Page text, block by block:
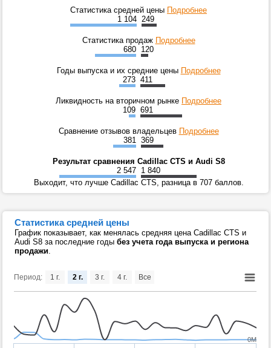
Статистика средней цены Подробнее
1 104 249
Статистика продаж Подробнее
680 120
Годы выпуска и их средние цены Подробнее
273 411
Ликвидность на вторичном рынке Подробнее
109 691
Сравнение отзывов владельцев Подробнее
381
369
Результат сравнения Cadillac CTS и Audi S8
2 547 1 840
Выходит, что лучше Cadillac CTS, разница в 707 баллов.
Статистика средней цены
График показывает, как менялась средняя цена Cadillac CTS и
Audi S8 за последние годы без учета года выпуска и региона
продажи
Период:
0M
1 г. 2 г. 3 г. 4 г. Все